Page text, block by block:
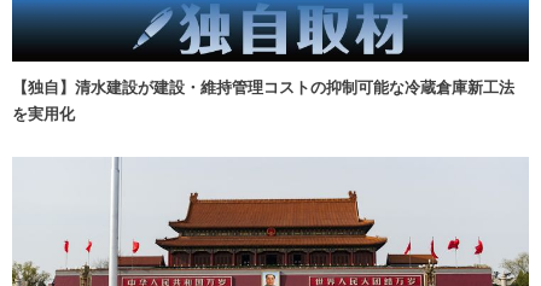
【独自】清水建設が建設・維持管理コストの抑制可能な冷蔵倉庫新工法
を実用化